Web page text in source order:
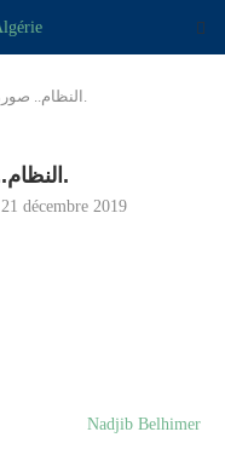
النظام.. صورة من خطاب.
النظام.. صورة من خطاب.
21 décembre 2019
Nadjib Belhimer